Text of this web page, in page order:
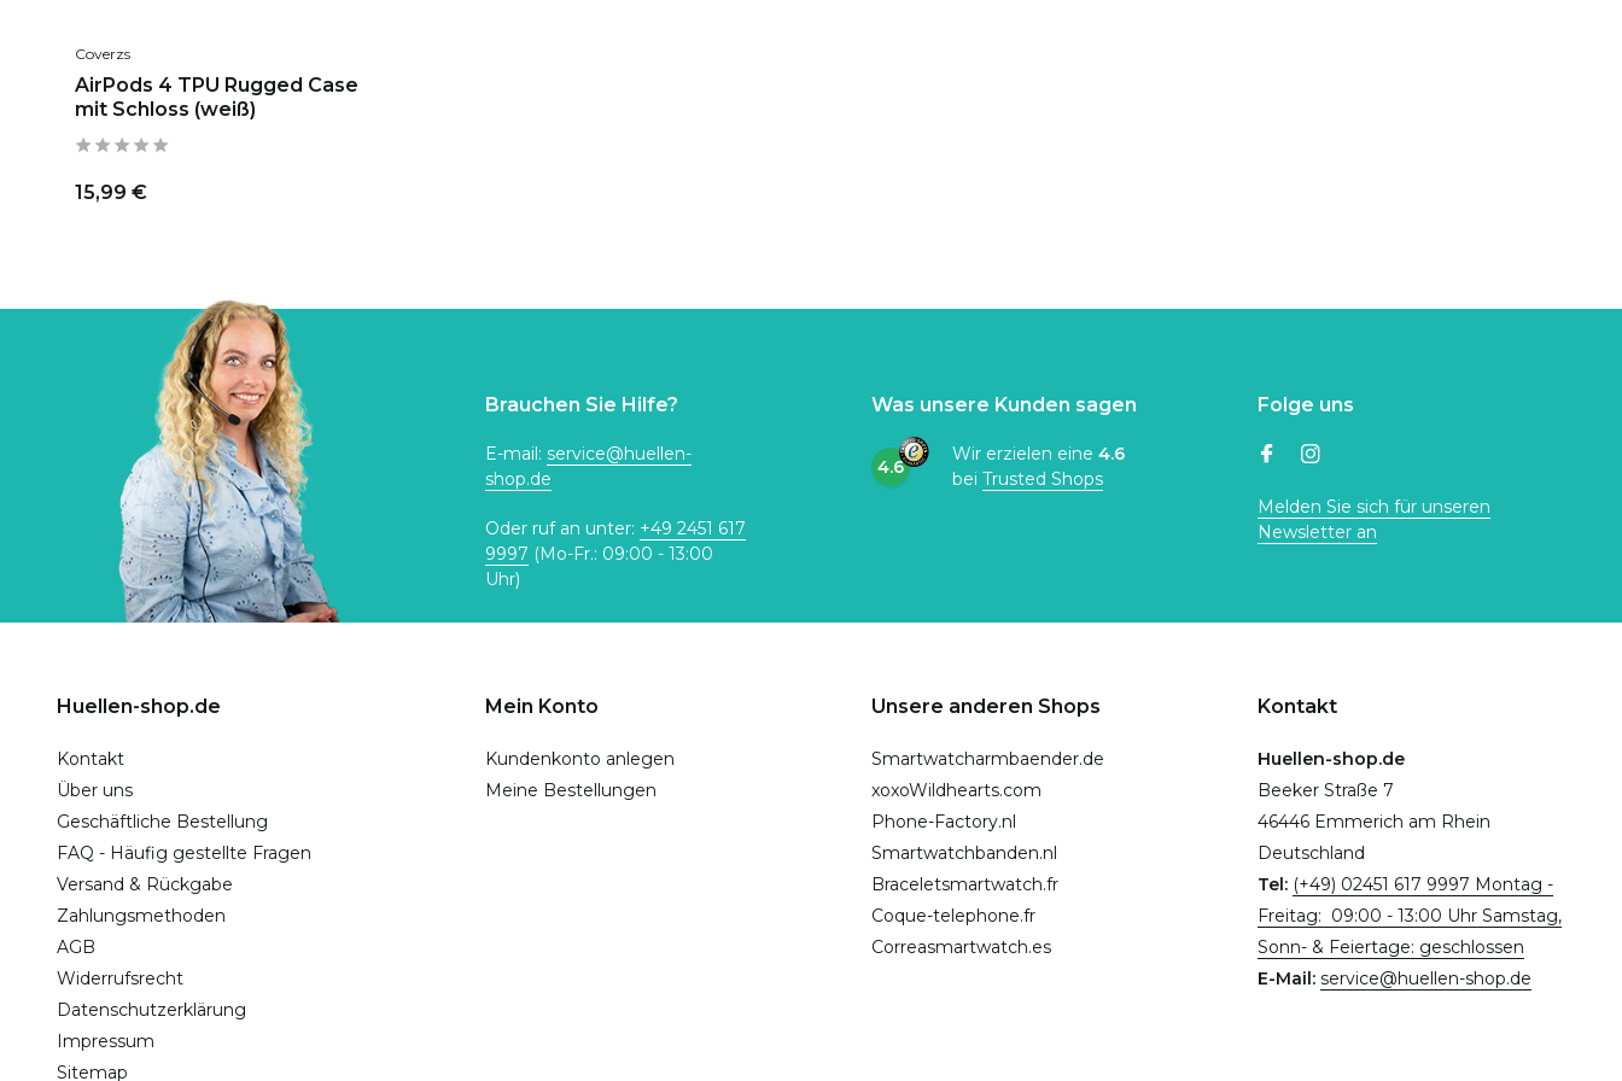
Coverzs
AirPods 4 TPU Rugged Case
mit Schloss (weiß)
15,99 €
Brauchen Sie Hilfe?
E-mail: service@huellen-
shop.de
Oder ruf an unter: +49 2451 617
9997 (Mo-Fr.: 09:00 - 13:00
Uhr)
Was unsere Kunden sagen
4.6
Wir erzielen eine 4.6
bei Trusted Shops
Folge uns
Melden Sie sich für unseren
Newsletter an
Huellen-shop.de
Kontakt
Über uns
Geschäftliche Bestellung
FAQ - Häufig gestellte Fragen
Versand & Rückgabe
Zahlungsmethoden
AGB
Widerrufsrecht
Datenschutzerklärung
Impressum
Sitemap
Mein Konto
Kundenkonto anlegen
Meine Bestellungen
Unsere anderen Shops
Smartwatcharmbaender.de
xoxoWildhearts.com
Phone-Factory.nl
Smartwatchbanden.nl
Braceletsmartwatch.fr
Coque-telephone.fr
Correasmartwatch.es
Kontakt
Huellen-shop.de
Beeker Straße 7
46446 Emmerich am Rhein
Deutschland
Tel: (+49) 02451 617 9997 Montag -
Freitag: 09:00 - 13:00 Uhr Samstag,
Sonn- & Feiertage: geschlossen
E-Mail: service@huellen-shop.de